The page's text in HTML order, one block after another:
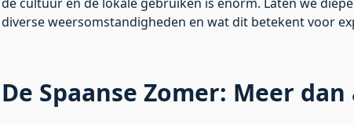
diverse weersomstandigheden en wat dit betekent voor
De Spaanse Zomer: Meer